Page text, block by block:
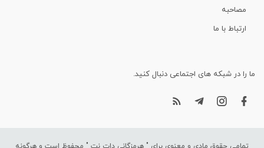
مصاحبه
ارتباط با ما
ما را در شبکه های اجتماعی دنبال کنید.